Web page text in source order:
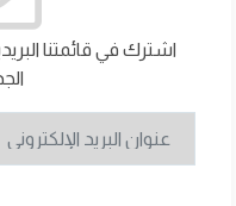
اشترك في قائمتنا